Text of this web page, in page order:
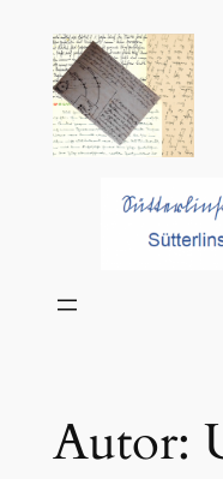
Inhalt
springen
Autor: